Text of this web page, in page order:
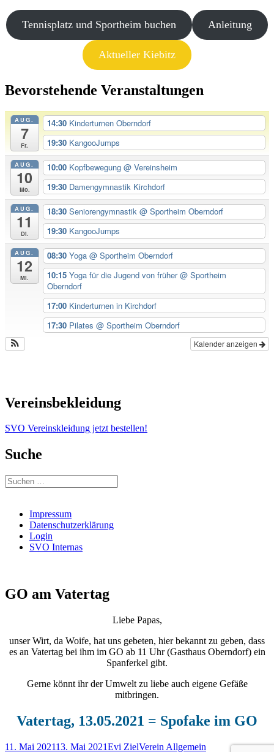
Tennisplatz und Sportheim buchen Anleitung
Aktueller Kiebitz
Bevorstehende Veranstaltungen
AUG.
7
Fr.
14:30 Kinderturnen Oberndorf
19:30 KangooJumps
AUG.
10
Mo.
10:00 Kopfbewegung @ Vereinsheim
19:30 Damengymnastik Kirchdorf
AUG.
11
Di.
18:30 Seniorengymnastik @ Sportheim Oberndorf
19:30 KangooJumps
AUG.
12
Mi.
08:30 Yoga @ Sportheim Oberndorf
10:15 Yoga für die Jugend von früher@ Sportheim
Oberndorf
17:00 Kinderturnen in Kirchdorf
17:30 Pilates @ Sportheim Oberndorf
Kalender anzeigen
Vereinsbekleidung
SVO Vereinskleidung jetzt bestellen!
Suche
Suchen
nach:
Impressum
Datenschutzerklärung
Login
SVO Internas
GO am Vatertag
Liebe Papas,
unser Wirt, da Woife, hat uns gebeten, hier bekannt zu geben, dass
es an Vatertag bei ihm im GO ab 11 Uhr (Gasthaus Oberndorf) ein
Spanferkel gibt.
Gerne könnt ihr der Umwelt zu liebe auch eigene Gefäße
mitbringen.
Vatertag, 13.05.2021 = Spofake im GO
Veröffentlicht
11. Mai 202113. Mai 2021Autor
Evi ZielKategorien
Verein Allgemein